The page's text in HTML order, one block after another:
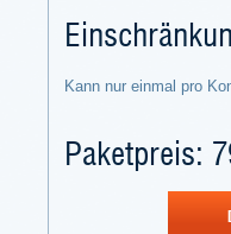
Kann nur einmal pro
Paketpreis: